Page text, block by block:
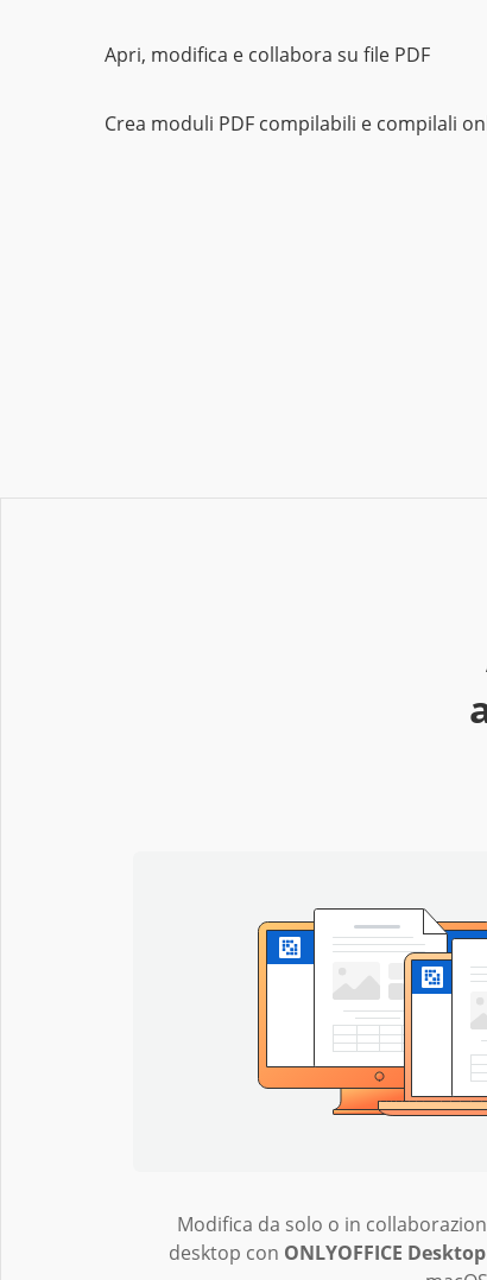
Apri, modifica e collabora su file PDF
Crea moduli PDF compilabili e compilali
Modifica da solo o in
desktop con ONLYOFFICE